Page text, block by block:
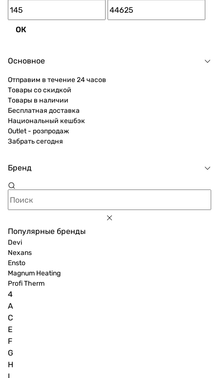
ОК
Основное
Отправим в течение 24 часов
Товары со скидкой
Товары в наличии
Бесплатная доставка
Национальный кешбэк
Outlet - розпродаж
Забрать сегодня
Бренд
Популярные бренды
Devi
Nexans
Ensto
Magnum Heating
Profi Therm
4
A
C
E
F
G
H